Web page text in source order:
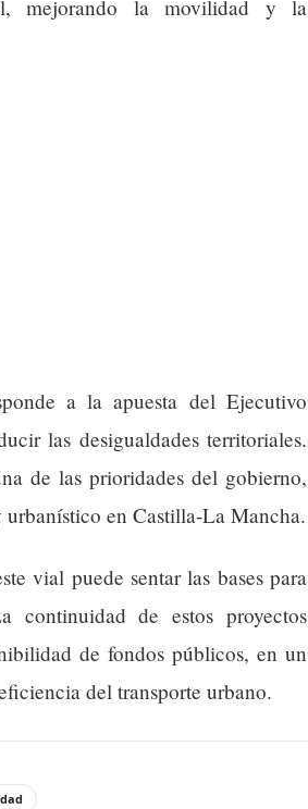
mejorando la movilidad y la
a la apuesta del Ejecutivo
las desigualdades territoriales.
de las prioridades del gobierno,
urbanístico en Castilla-La Mancha.
vial puede sentar las bases para
de estos proyectos
de fondos públicos, en un
del transporte urbano.